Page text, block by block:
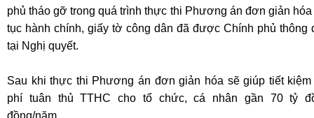
phủ tháo gỡ trong quá trình thực thi Phương án đơn giản hóa
tục hành chính, giấy tờ công dân đã được Chính phủ thông
tại Nghị quyết.
Sau khi thực thi Phương án đơn giản hóa sẽ giúp tiết kiệm
phí tuân thủ TTHC cho tổ chức, cá nhân gần 70 tỷ
đồng/năm.